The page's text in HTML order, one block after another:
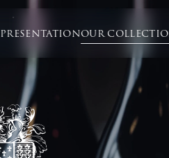
PRESENTATIONOUR